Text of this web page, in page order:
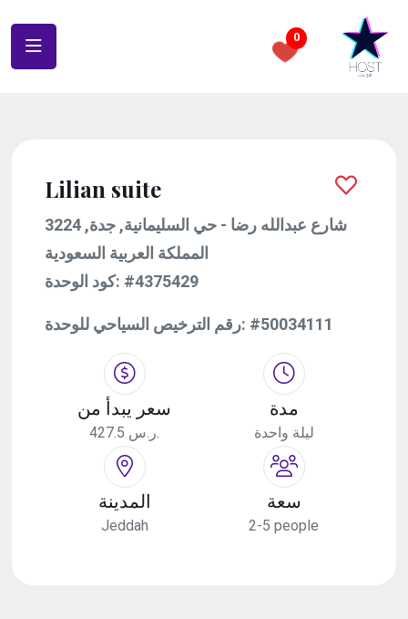
0
Lilian suite
3224 شارع عبدالله رضا - حي السليمانية, جدة,
المملكة العربية السعودية
كود الوحدة: #4375429
رقم الترخيص السياحي للوحدة: #50034111
سعر يبدأ من
427.5 ر.س.
مدة
ليلة واحدة
المدينة
Jeddah
سعة
2-5 people